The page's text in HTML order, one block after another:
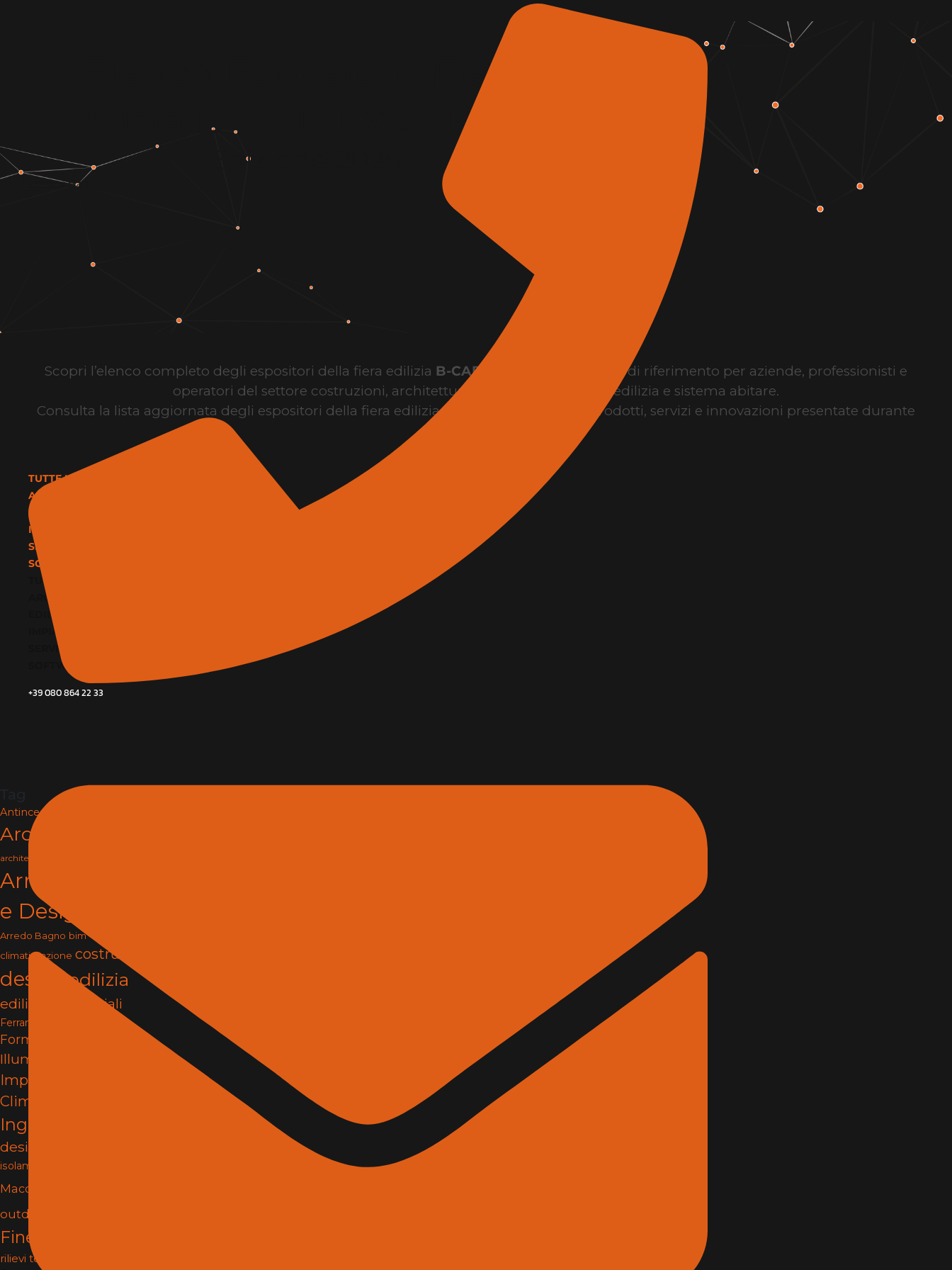
+39 080 864 22 33
Elenco Espositori Fiera
Edilizia B-CAD Expo Roma
Edizione 2026
Home»uas
Scopri l’elenco completo degli espositori della fiera edilizia B-CAD Expo Roma
, il punto di riferimento per aziende, professionisti e
operatori del settore costruzioni, architettura, design, innovazione edilizia e sistema abitare.
Consulta la lista aggiornata degli espositori della fiera edilizia per conoscere brand, prodotti, servizi e innovazioni presentate durante
TUTTE LE CATEGORIE
ARCHITETTURA E DESIGN
EDILIZIA E MATERIALI
IMPIANTI E CLIMATIZZAZIONE
SERVIZI
SOFTWARE E BIM
TUTTE LE CATEGORIE
ARCHITETTURA E DESIGN
EDILIZIA E MATERIALI
IMPIANTI E CLIMATIZZAZIONE
SERVIZI
SOFTWARE E BIM
Antincendio e Sicurezza
Architettura
architettura e design
Arredamento
e Design
Arredo Bagno bim
climatizzazione costruzioni
designedilizia
edilizia e materiali
Ferramenta e Fissaggi
Formazione
Illuminazione
Impianti e
Climatizzazione
Ingegneria
design
isolamento termico
Macchine
outdoor
Finestre
rilievi tecnici